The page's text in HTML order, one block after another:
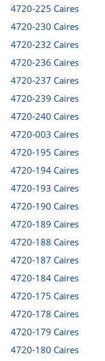
4720-225 Caires
4720-230 Caires
4720-232 Caires
4720-236 Caires
4720-237 Caires
4720-239 Caires
4720-240 Caires
4720-003 Caires
4720-195 Caires
4720-194 Caires
4720-193 Caires
4720-190 Caires
4720-189 Caires
4720-188 Caires
4720-187 Caires
4720-184 Caires
4720-175 Caires
4720-178 Caires
4720-179 Caires
4720-180 Caires